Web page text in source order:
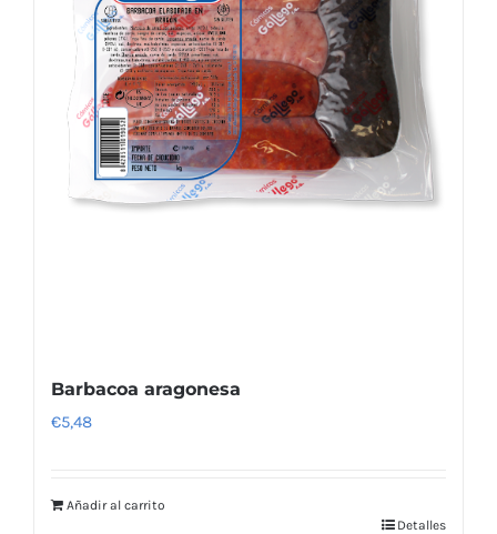
Barbacoa aragonesa
€5,48
Añadir al carrito
Detalles